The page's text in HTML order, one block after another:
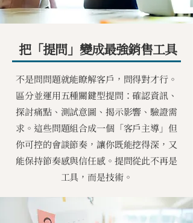
把「提問」變成最強銷售工具
不是問問題就能瞭解客戶，問得對才行。
區分並運用五種關鍵型提問：確認資訊、
探討痛點、測試意圖、揭示影響、驗證需
求。這些問題組合成一個「客戶主導」但
你可控的會談節奏，讓你既能挖得深，又
能保持節奏感與信任感。提問從此不再是
工具，而是技術。